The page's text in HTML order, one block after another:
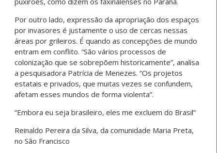
Por outro lado, expressão da apropriação dos espaços
por invasores é justamente o uso de cercas nessas
áreas por grileiros. É quando as concepções de mundo
entram em conflito. “São vários processos de
colonização que se sobrepõem historicamente”, analisa
a pesquisadora Patrícia de Menezes. “Os projetos
estatais e privados, que muitas vezes se confundem,
afetam esses mundos de forma violenta”.
“Embora eu seja brasileiro, eles me excluem do Brasil”
Reinaldo Pereira da Silva, da comunidade Maria Preta,
no São Francisco